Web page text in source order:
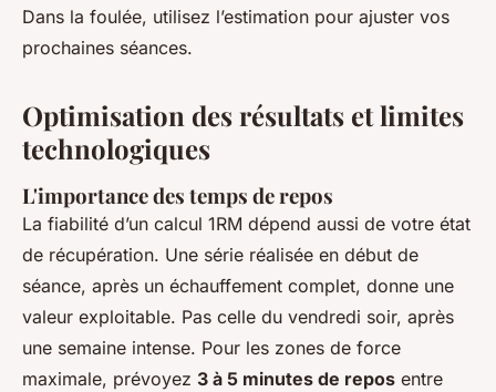
Dans la foulée, utilisez l’estimation pour ajuster vos
prochaines séances.
Optimisation des résultats et limites
technologiques
L'importance des temps de repos
La fiabilité d’un calcul 1RM dépend aussi de votre état
de récupération. Une série réalisée en début de
séance, après un échauffement complet, donne une
valeur exploitable. Pas celle du vendredi soir, après
une semaine intense. Pour les zones de force
maximale, prévoyez 3 à 5 minutes de repos entre